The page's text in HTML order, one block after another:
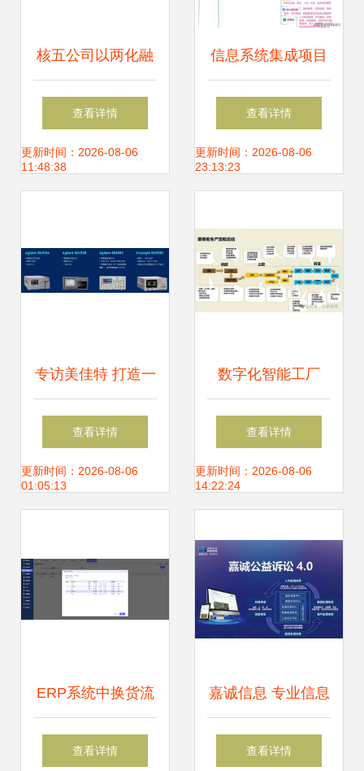
核五公司以两化融
合管理体系贯标为
引擎，打造集成管
信息系统集成服务
查看详情
更新时间：2026-08-06
11:48:38
信息系统集成项目
管理工程师备考资
料全攻略
查看详情
更新时间：2026-08-06
23:13:23
专访美佳特 打造一
站式光通信测试解
决方案，做让客户
家
查看详情
更新时间：2026-08-06
01:05:13
数字化智能工厂
MES项目实施建设
方案 PLM、NX、
及WMS供应链管理
集成
查看详情
更新时间：2026-08-06
14:22:24
ERP系统中换货流
程的信息系统集成
查看详情
嘉诚信息 专业信息
系统集成服务，驱
查看详情